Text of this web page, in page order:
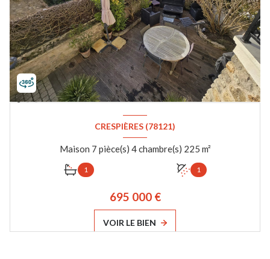
CRESPIÈRES (78121)
Maison 7 pièce(s) 4 chambre(s) 225 m²
1 1
695 000 €
VOIR LE BIEN